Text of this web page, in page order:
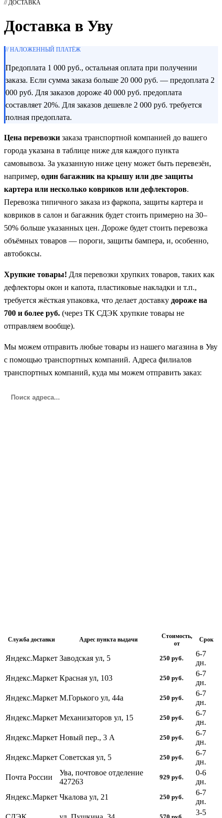
// ДОСТАВКА
Доставка в Уву
// НАЛОЖЕННЫЙ ПЛАТЁЖ
Предоплата 1 000 руб., остальная оплата при получении
заказа. Если сумма заказа больше 20 000 руб. — предоплата 2
000 руб. Для заказов дороже 40 000 руб. предоплата
составляет 20%. Для заказов дешевле 2 000 руб. требуется
полная предоплата.
Цена перевозки заказа транспортной компанией до вашего
города указана в таблице ниже для каждого пункта
самовывоза. За указанную ниже цену может быть перевезён,
например, один багажник на крышу или две защиты
картера или несколько ковриков или дефлекторов.
Перевозка типичного заказа из фаркопа, защиты картера и
ковриков в салон и багажник будет стоить примерно на 30–
50% больше указанных цен. Дороже будет стоить перевозка
объёмных товаров — пороги, защиты бампера, и, особенно,
автобоксы.
Хрупкие товары! Для перевозки хрупких товаров, таких как
дефлекторы окон и капота, пластиковые накладки и т.п.,
требуется жёсткая упаковка, что делает доставку дороже на
700 и более руб. (через ТК СДЭК хрупкие товары не
отправляем вообще).
Мы можем отправить любые товары из нашего магазина в Уву
с помощью транспортных компаний. Адреса филиалов
транспортных компаний, куда мы можем отправить заказ:
Служба доставки Адрес пункта выдачи
Стоимость,
от
Срок
Яндекс.Маркет Заводская ул, 5 250 руб.
6-7
дн.
Яндекс.Маркет Красная ул, 103 250 руб.
6-7
дн.
Яндекс.Маркет М.Горького ул, 44а 250 руб.
6-7
дн.
Яндекс.Маркет Механизаторов ул, 15 250 руб.
6-7
дн.
Яндекс.Маркет Новый пер., 3 А 250 руб.
6-7
дн.
Яндекс.Маркет Советская ул, 5 250 руб.
6-7
дн.
Почта России
Ува, почтовое отделение
427263
929 руб.
0-6
дн.
Яндекс.Маркет Чкалова ул, 21 250 руб.
6-7
дн.
3-5